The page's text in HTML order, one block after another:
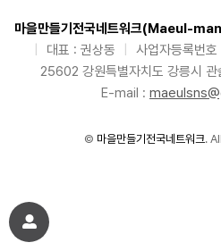
마을만들기전국네트워크(Maeul-
대표 : 권상동 사업자등록번
25602 강원특별자치도 강릉시
E-mail :
© 마을만들기전국네트워크.